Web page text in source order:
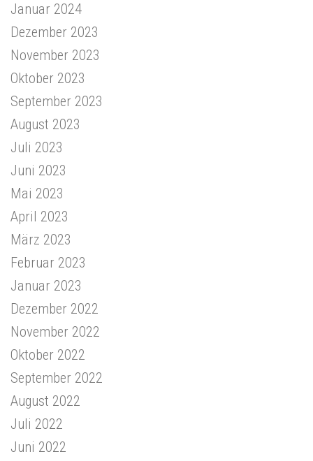
Januar 2024
Dezember 2023
November 2023
Oktober 2023
September 2023
August 2023
Juli 2023
Juni 2023
Mai 2023
April 2023
März 2023
Februar 2023
Januar 2023
Dezember 2022
November 2022
Oktober 2022
September 2022
August 2022
Juli 2022
Juni 2022